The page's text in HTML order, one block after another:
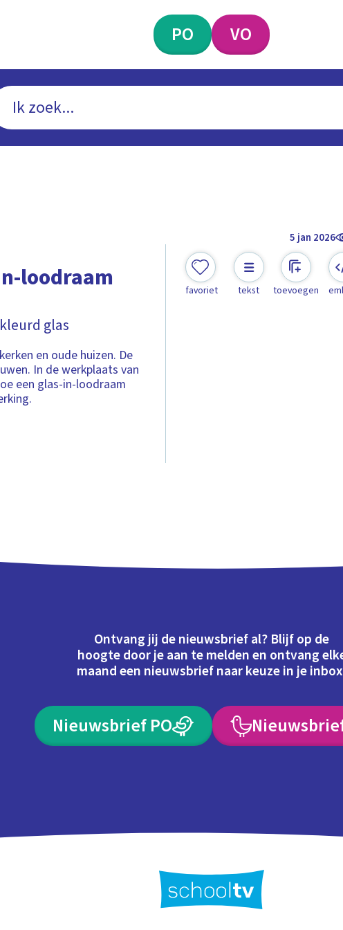
PO VO
5 jan 2026
loodraam
glas
en oude huizen. De
In de werkplaats van
een glas-in-loodraam
favoriet tekst toevoegen
Ontvang jij de nieuwsbrief al? Blijf op de
hoogte door je aan te melden en ontvang
maand een nieuwsbrief naar keuze in je
Nieuwsbrief PO